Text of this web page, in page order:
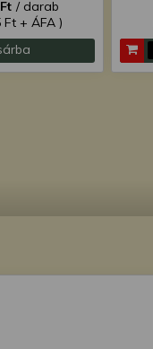
/ darab
Ft + ÁFA )